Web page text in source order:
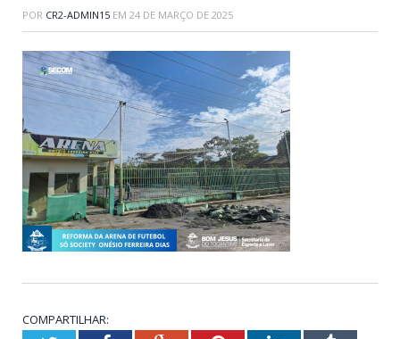
POR CR2-ADMIN15 EM 24 DE MARÇO DE 2025
COMPARTILHAR: